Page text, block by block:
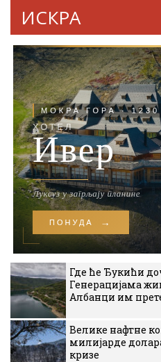
ИСКРА
Где ће Ђукићи
Генерацијама
Албанци им
Велике нафтне
милијарде
кризе